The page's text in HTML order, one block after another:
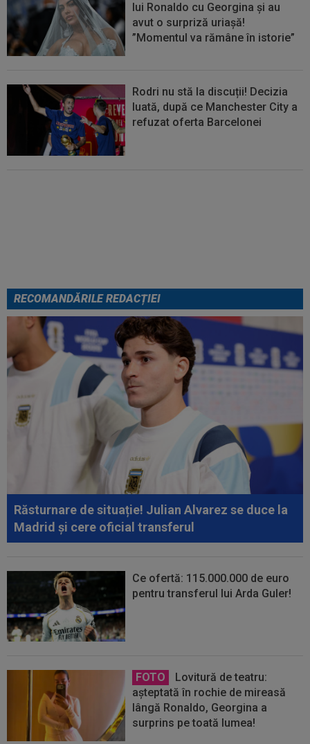
lui Ronaldo cu Georgina și au
avut o surpriză uriașă!
”Momentul va rămâne în istorie”
Rodri nu stă la discuții! Decizia
luată, după ce Manchester City a
refuzat oferta Barcelonei
RECOMANDĂRILE REDACȚIEI
Răsturnare de situație! Julian Alvarez se duce la
Madrid și cere oficial transferul
Ce ofertă: 115.000.000 de euro
pentru transferul lui Arda Guler!
FOTO
Lovitură de teatru:
așteptată în rochie de mireasă
lângă Ronaldo, Georgina a
surprins pe toată lumea!